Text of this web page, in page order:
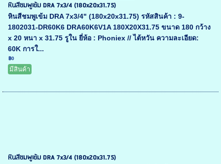
หินสีชมพูเข้ม DRA 7x3/4 (180x20x31.75)
หินสีชมพูเข้ม DRA 7x3/4" (180x20x31.75) รหัสสินค้า : 9-
1802031-DR60K6 DRA60K6V1A 180X20X31.75 ขนาด 180 กว้าง
x 20 หนา x 31.75 รูใน ยี่ห้อ : Phoniex // ไต้หวัน ความละเอียด:
60K การใ...
฿0
มีสินค้า
หินสีชมพูเข้ม DRA 7x3/4 (180x20x31.75)